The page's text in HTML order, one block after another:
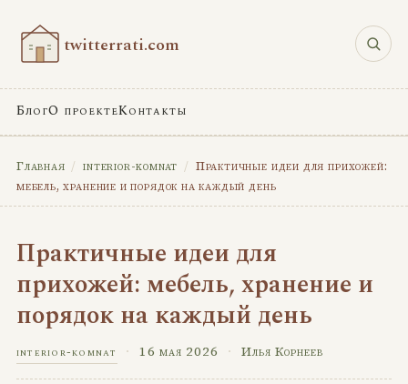
twitterrati.com
БлогО проектеКонтакты
Главная / interior-komnat / Практичные идеи для прихожей:
мебель, хранение и порядок на каждый день
Практичные идеи для
прихожей: мебель, хранение и
порядок на каждый день
interior-komnat · 16 мая 2026 · Илья Корнеев